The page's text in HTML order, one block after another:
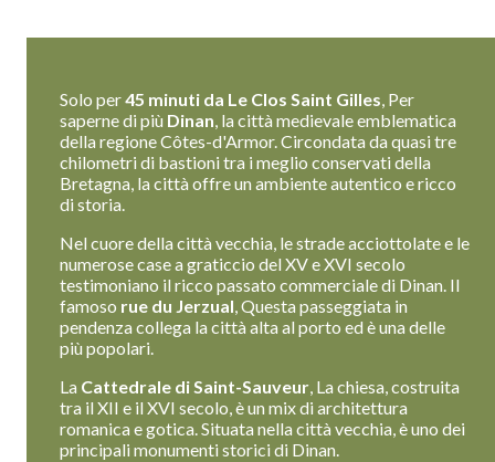
Solo per45 minuti da Le Clos Saint Gilles, Per
saperne di più Dinan, la città medievale emblematica
della regione Côtes-d'Armor. Circondata da quasi tre
chilometri di bastioni tra i meglio conservati della
Bretagna, la città offre un ambiente autentico e ricco
di storia.
Nel cuore della città vecchia, le strade acciottolate e le
numerose case a graticcio del XV e XVI secolo
testimoniano il ricco passato commerciale di Dinan. Il
famoso rue du Jerzual, Questa passeggiata in
pendenza collega la città alta al porto ed è una delle
più popolari.
La Cattedrale di Saint-Sauveur, La chiesa, costruita
tra il XII e il XVI secolo, è un mix di architettura
romanica e gotica. Situata nella città vecchia, è uno dei
principali monumenti storici di Dinan.